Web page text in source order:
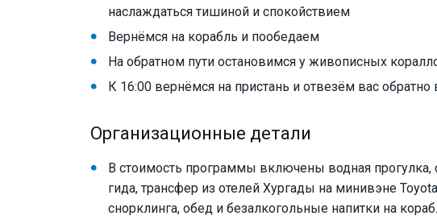
наслаждаться тишиной и спокойствием
Вернёмся на корабль и пообедаем
На обратном пути остановимся у живописных
К 16:00 вернёмся на пристань и отвезём вас обратно
Организационные детали
В стоимость программы включены водная
гида, трансфер из отелей Хургады на минивэне
снорклинга, обед и безалкогольные напитки на